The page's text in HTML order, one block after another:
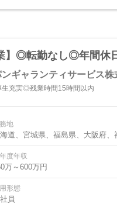
】◎転勤なし◎年間休
ンギャランティサービス株
充実◎残業時間15時間以内
地
道、宮城県、福島県、大阪府、
度年収
万～600万円
形態
員